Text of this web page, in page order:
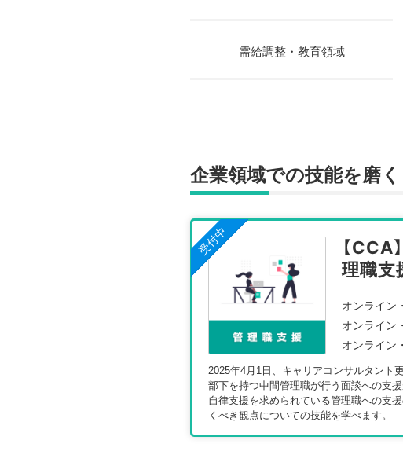
需給調整・教育領域
企業領域での技能を磨く
受付中
【
理職支
オンライン
オンライン
オンライン
2025年4月1日、キャリアコンサルタント
部下を持つ中間管理職が行う面談への支
自律支援を求められている管理職への支
くべき観点についての技能を学べます。